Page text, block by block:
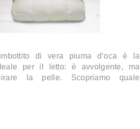
di vera piuma d’oca è la
per il letto: è avvolgente, ma
la pelle. Scopriamo quale